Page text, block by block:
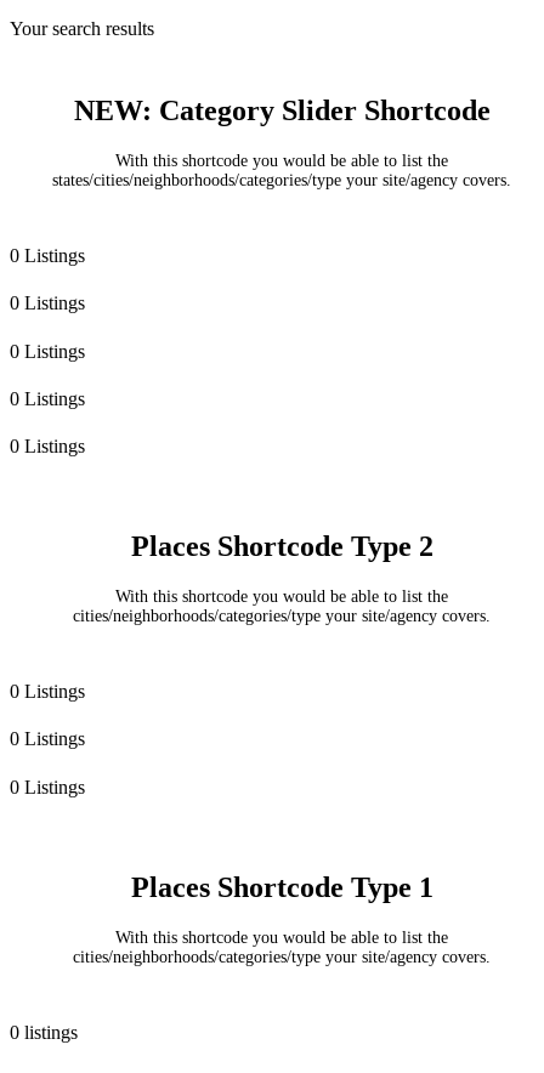
Your search results
NEW: Category Slider Shortcode
With this shortcode you would be able to list the
states/cities/neighborhoods/categories/type your site/agency covers.
0 Listings
0 Listings
0 Listings
0 Listings
0 Listings
Places Shortcode Type 2
With this shortcode you would be able to list the
cities/neighborhoods/categories/type your site/agency covers.
0 Listings
0 Listings
0 Listings
Places Shortcode Type 1
With this shortcode you would be able to list the
cities/neighborhoods/categories/type your site/agency covers.
0 listings